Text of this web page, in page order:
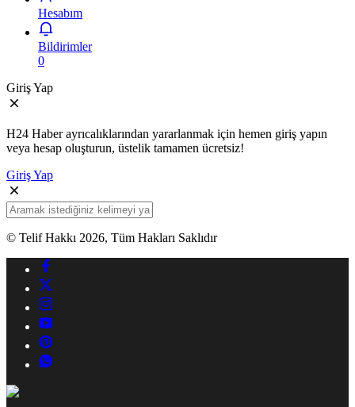
Hesabım
Bildirimler
0
Giriş Yap
H24 Haber ayrıcalıklarından yararlanmak için hemen giriş yapın
veya hesap oluşturun, üstelik tamamen ücretsiz!
Giriş Yap
© Telif Hakkı 2026, Tüm Hakları Saklıdır